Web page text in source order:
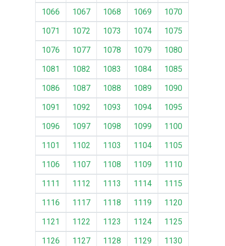
1066
1067 1068 1069
1070
1071
1072 1073 1074
1075
1076
1077 1078 1079
1080
1081
1082 1083 1084
1085
1086
1087 1088 1089
1090
1091
1092 1093 1094
1095
1096
1097 1098 1099
1100
1101
1102 1103 1104
1105
1106
1107 1108 1109
1110
1111
1112 1113 1114
1115
1116
1117 1118 1119
1120
1121
1122 1123 1124
1125
1126
1127 1128 1129
1130